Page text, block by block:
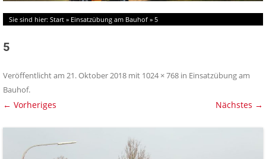
Sie sind hier: Start » Einsatzübung am Bauhof » 5
5
Veröffentlicht am 21. Oktober 2018 mit 1024 × 768 in Einsatzübung am
Bauhof.
← Vorheriges Nächstes →